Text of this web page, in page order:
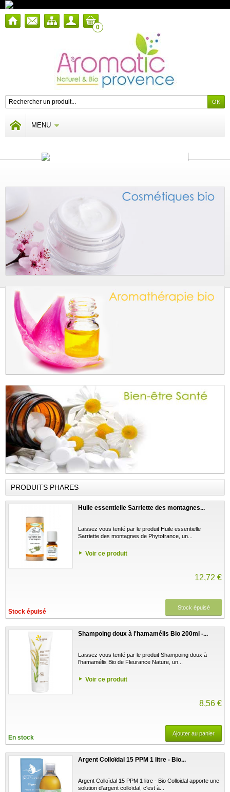
0
MENU
PRODUITS PHARES
Huile essentielle Sarriette des montagnes...
Laissez vous tenté par le produit Huile essentielle
Sarriette des montagnes de Phytofrance, un...
Voir ce produit
12,72 €
Stock épuisé
Stock épuisé
Shampoing doux à l'hamamélis Bio 200ml -...
Laissez vous tenté par le produit Shampoing doux à
l'hamamélis Bio de Fleurance Nature, un...
Voir ce produit
8,56 €
En stock
Ajouter au panier
Argent Colloïdal 15 PPM 1 litre - Bio...
Argent Colloïdal 15 PPM 1 litre - Bio Colloidal apporte une
solution d'argent colloïdal, c'est à...